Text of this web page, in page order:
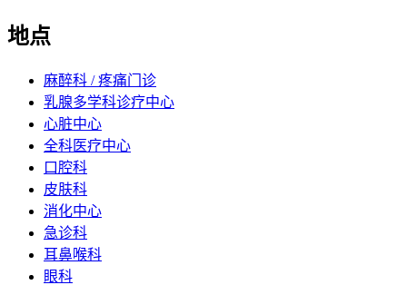
地点
麻醉科 / 疼痛门诊
乳腺多学科诊疗中心
心脏中心
全科医疗中心
口腔科
皮肤科
消化中心
急诊科
耳鼻喉科
眼科